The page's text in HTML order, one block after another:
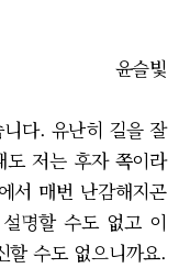
윤슬빛
다. 유난히 길을 잘
도 저는 후자 쪽이라
서 매번 난감해지곤
명할 수도 없고 이
할 수도 없으니까요.